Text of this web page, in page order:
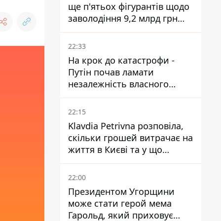
ще п'ятьох фігурантів щодо
заволодіння 9,2 млрд грн
ПриватБанку скерували до
суду
22:33
На крок до катастрофи -
Путін почав ламати
незалежність власного
Центробанку, змусивши
знизити базову ставку
22:15
Klavdia Petrivna розповіла,
скільки грошей витрачає на
життя в Києві та у що
вкладає мільйони
22:00
Президентом Угорщини
може стати герой мема
Гарольд, який приховує